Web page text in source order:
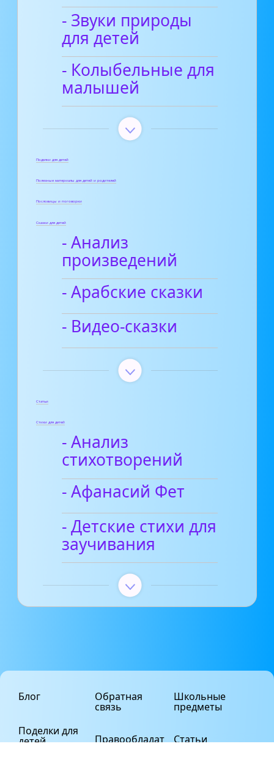
- Звуки природы
для детей
- Колыбельные для
малышей
Поделки для детей
Полезные материалы для детей и родителей
Пословицы и поговорки
Сказки для детей
- Анализ
произведений
- Арабские сказки
- Видео-сказки
Статьи
Стихи для детей
- Анализ
стихотворений
- Афанасий Фет
- Детские стихи для
заучивания
Блог
Поделки для
детей
Обратная
связь
Правообладат
Школьные
предметы
Статьи